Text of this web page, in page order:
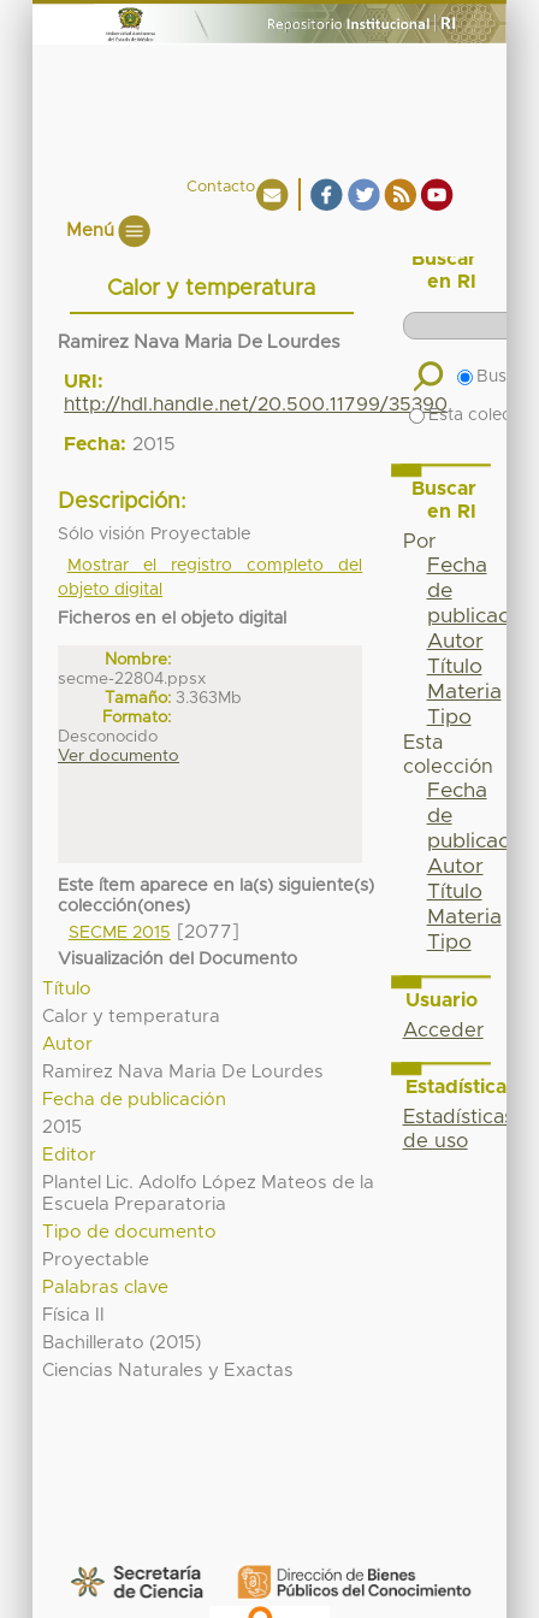
Contacto
Menú
Calor y temperatura
Ramirez Nava Maria De Lourdes
URI:
http://hdl.handle.net/20.500.11799/35390
Fecha: 2015
Descripción:
Sólo visión Proyectable
Mostrar el registro completo del
objeto digital
Ficheros en el objeto digital
Nombre:
secme-22804.ppsx
Tamaño: 3.363Mb
Formato:
Desconocido
Ver documento
Este ítem aparece en la(s) siguiente(s)
colección(ones)
SECME 2015
[2077]
Visualización del Documento
Título
Calor y temperatura
Autor
Ramirez Nava Maria De Lourdes
Fecha de publicación
2015
Editor
Plantel Lic. Adolfo López Mateos de la
Escuela Preparatoria
Tipo de documento
Proyectable
Palabras clave
Física II
Bachillerato (2015)
Ciencias Naturales y Exactas
Buscar
en RI
Buscar
Esta
Buscar
en RI
Por
Fecha
de
publicación
Autor
Título
Materia
Tipo
Esta
colección
Fecha
de
publicación
Autor
Título
Materia
Tipo
Usuario
Acceder
Estadísticas
Estadísticas
de uso